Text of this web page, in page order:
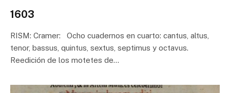
1603
RISM: Cramer: Ocho cuadernos en cuarto: cantus, altus,
tenor, bassus, quintus, sextus, septimus y octavus.
Reedición de los motetes de…